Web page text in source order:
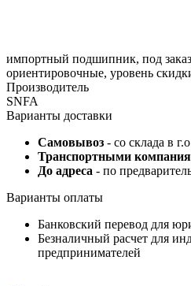
импортный подшипник, под
ориентировочные, уровень
Производитель
SNFA
Варианты доставки
Самовывоз - со склада в
Транспортными
До адреса - по
Варианты оплаты
Банковский перевод для
Безналичный расчет для
предпринимателей